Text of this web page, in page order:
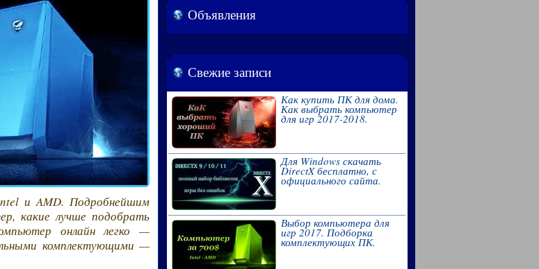
и AMD. Подробнейшим
какие лучше подобрать
онлайн легко —
комплектующими —
Объявления
Свежие записи
Как купить ПК для дома.
Как выбрать компьютер
для игр 2017-2018.
Для Windows скачать
DirectX бесплатно, с
официального сайта.
Выбор компьютера для
игр 2017. Подборка
комплектующих ПК.